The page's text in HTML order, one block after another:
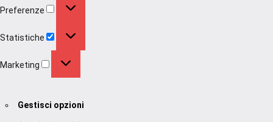
Preferenze
Statistiche
Marketing
Gestisci opzioni